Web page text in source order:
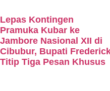
Lepas Kontingen
Pramuka Kubar ke
Jambore Nasional XII di
Cibubur, Bupati
Titip Tiga Pesan Khusus